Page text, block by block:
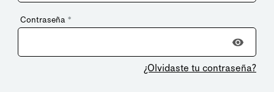
Contraseña *
¿Olvidaste tu contraseña?